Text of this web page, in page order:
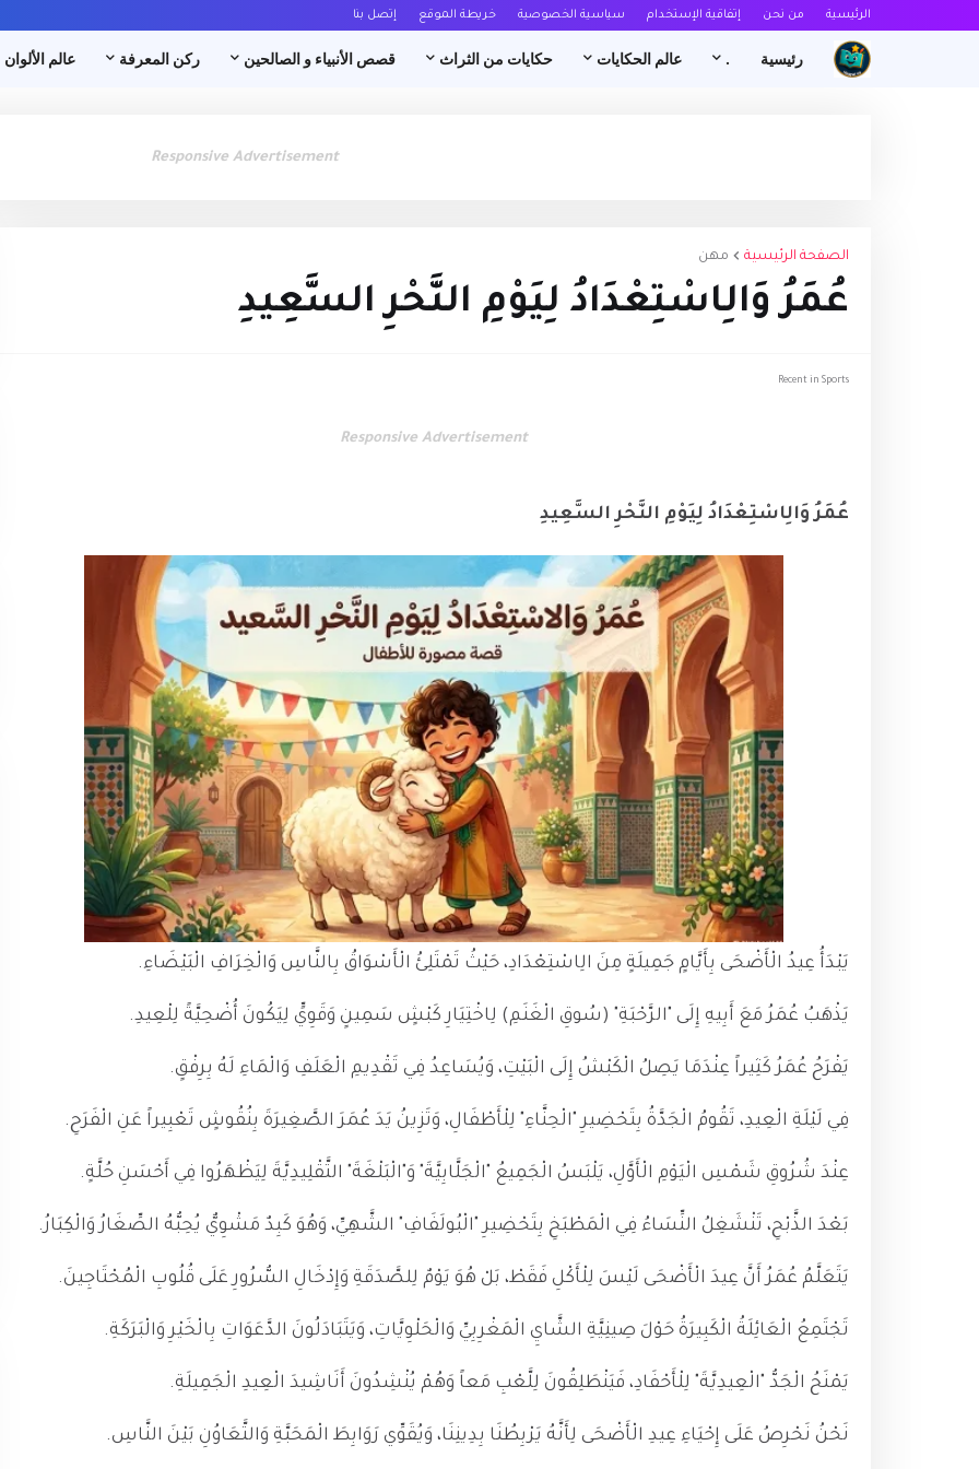
الرئيسية من نحن إتفاقية الإستخدام سياسية الخصوصية خريطة الموقع إتصل بنا
رئيسية . عالم الحكايات حكايات من الثراث قصص الأنبياء و الصالحين ركن المعرفة عالم الألوان
Responsive Advertisement
الصفحة الرئيسية مهن
عُمَرُ وَالِاسْتِعْدَادُ لِيَوْمِ النَّحْرِ السَّعِيدِ
Recent in Sports
Responsive Advertisement
عُمَرُ وَالِاسْتِعْدَادُ لِيَوْمِ النَّحْرِ السَّعِيدِ
يَبْدَأُ عِيدُ الْأَضْحَى بِأَيَّامٍ جَمِيلَةٍ مِنَ الِاسْتِعْدَادِ، حَيْثُ تَمْتَلِئُ الْأَسْوَاقُ بِالنَّاسِ وَالْخِرَافِ الْبَيْضَاءِ.
يَذْهَبُ عُمَرُ مَعَ أَبِيهِ إِلَى "الرَّحْبَةِ" (سُوقِ الْغَنَمِ) لِاخْتِيَارِ كَبْشٍ سَمِينٍ وَقَوِيٍّ لِيَكُونَ أُضْحِيَّةً لِلْعِيدِ.
يَفْرَحُ عُمَرُ كَثِيراً عِنْدَمَا يَصِلُ الْكَبْشُ إِلَى الْبَيْتِ، وَيُسَاعِدُ فِي تَقْدِيمِ الْعَلَفِ وَالْمَاءِ لَهُ بِرِفْقٍ.
فِي لَيْلَةِ الْعِيدِ، تَقُومُ الْجَدَّةُ بِتَحْضِيرِ "الْحِنَّاءِ" لِلْأَطْفَالِ، وَتَزِينُ يَدَ عُمَرَ الصَّغِيرَةَ بِنُقُوشٍ تَعْبِيراً عَنِ الْفَرَحِ.
عِنْدَ شُرُوقِ شَمْسِ الْيَوْمِ الْأَوَّلِ، يَلْبَسُ الْجَمِيعُ "الْجَلَّابِيَّةَ" وَ"الْبَلْغَةَ" التَّقْلِيدِيَّةَ لِيَظْهَرُوا فِي أَحْسَنِ حُلَّةٍ.
بَعْدَ الذَّبْحِ، تَنْشَغِلُ النِّسَاءُ فِي الْمَطْبَخِ بِتَحْضِيرِ "الْبُولَفَافِ" الشَّهِيِّ، وَهُوَ كَبِدٌ مَشْوِيٌّ يُحِبُّهُ الصِّغَارُ وَالْكِبَارُ.
يَتَعَلَّمُ عُمَرُ أَنَّ عِيدَ الْأَضْحَى لَيْسَ لِلْأَكْلِ فَقَطْ، بَلْ هُوَ يَوْمٌ لِلصَّدَقَةِ وَإِدْخَالِ السُّرُورِ عَلَى قُلُوبِ الْمُحْتَاجِينَ.
تَجْتَمِعُ الْعَائِلَةُ الْكَبِيرَةُ حَوْلَ صِينِيَّةِ الشَّايِ الْمَغْرِبِيِّ وَالْحَلْوِيَّاتِ، وَيَتَبَادَلُونَ الدَّعَوَاتِ بِالْخَيْرِ وَالْبَرَكَةِ.
يَمْنَحُ الْجَدُّ "الْعِيدِيَّةَ" لِلْأَحْفَادِ، فَيَنْطَلِقُونَ لِلَّعْبِ مَعاً وَهُمْ يُنْشِدُونَ أَنَاشِيدَ الْعِيدِ الْجَمِيلَةِ.
نَحْنُ نَحْرِصُ عَلَى إِحْيَاءِ عِيدِ الْأَضْحَى لِأَنَّهُ يَرْبِطُنَا بِدِينِنَا، وَيُقَوِّي رَوَابِطَ الْمَحَبَّةِ وَالتَّعَاوُنِ بَيْنَ النَّاسِ.